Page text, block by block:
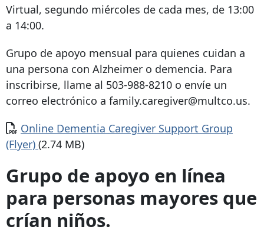
Virtual, segundo miércoles de cada mes, de 13:00
a 14:00.
Grupo de apoyo mensual para quienes cuidan a
una persona con Alzheimer o demencia. Para
inscribirse, llame al 503-988-8210 o envíe un
correo electrónico a family.caregiver@multco.us.
Documento
Online Dementia Caregiver Support Group
(Flyer) (2.74 MB)
Grupo de apoyo en línea
para personas mayores que
crían niños.